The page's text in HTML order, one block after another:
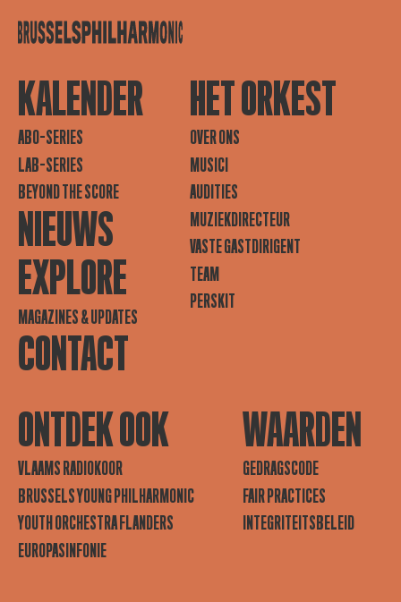
KALENDER
ABO-SERIES
LAB-SERIES
BEYOND THE SCORE
NIEUWS
EXPLORE
MAGAZINES & UPDATES
CONTACT
HET ORKEST
OVER ONS
MUSICI
AUDITIES
MUZIEKDIRECTEUR
VASTE GASTDIRIGENT
TEAM
PERSKIT
ONTDEK OOK
VLAAMS RADIOKOOR
BRUSSELS YOUNG PHILHARMONIC
YOUTH ORCHESTRA FLANDERS
EUROPASINFONIE
WAARDEN
GEDRAGSCODE
FAIR PRACTICES
INTEGRITEITSBELEID